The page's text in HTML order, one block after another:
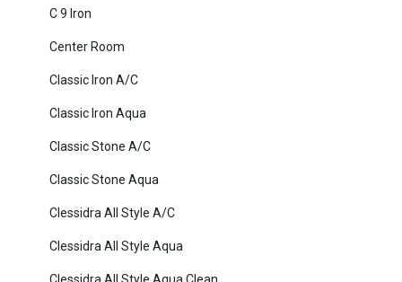
C 9 Iron
Center Room
Classic Iron A/C
Classic Iron Aqua
Classic Stone A/C
Classic Stone Aqua
Clessidra All Style A/C
Clessidra All Style Aqua